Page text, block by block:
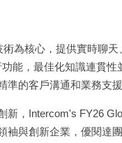
為核心，提供實時聊
能，最佳化知識連貫
的客戶溝通和業務支援
，Intercom's FY26
袖與創新企業，優閱達